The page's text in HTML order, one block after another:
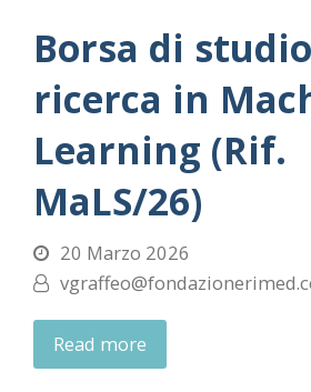
Borsa di
ricerca in
Learning (Rif.
MaLS/26)
20 Marzo 2026
Read more